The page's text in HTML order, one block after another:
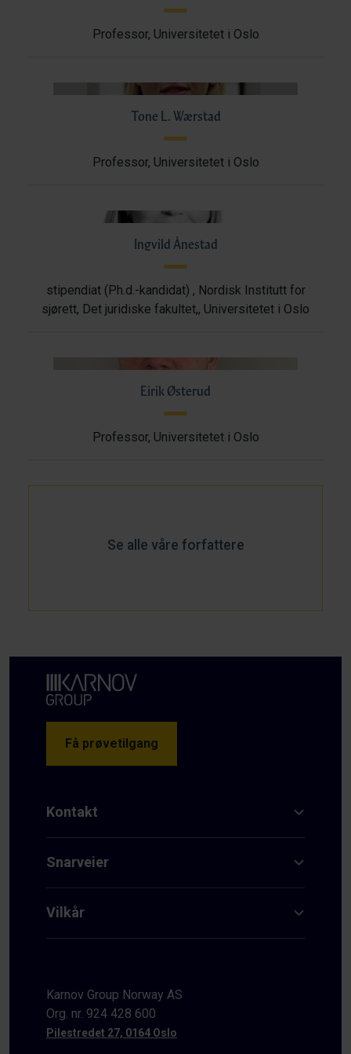
Professor, Universitetet i Oslo
Tone L. Wærstad
Professor, Universitetet i Oslo
Ingvild Ånestad
stipendiat (Ph.d.-kandidat) , Nordisk Institutt for
sjørett, Det juridiske fakultet,, Universitetet i Oslo
Eirik Østerud
Professor, Universitetet i Oslo
Se alle våre forfattere
Få prøvetilgang
Kontakt
Snarveier
Vilkår
Karnov Group Norway AS
Org. nr. 924 428 600
Pilestredet 27, 0164 Oslo